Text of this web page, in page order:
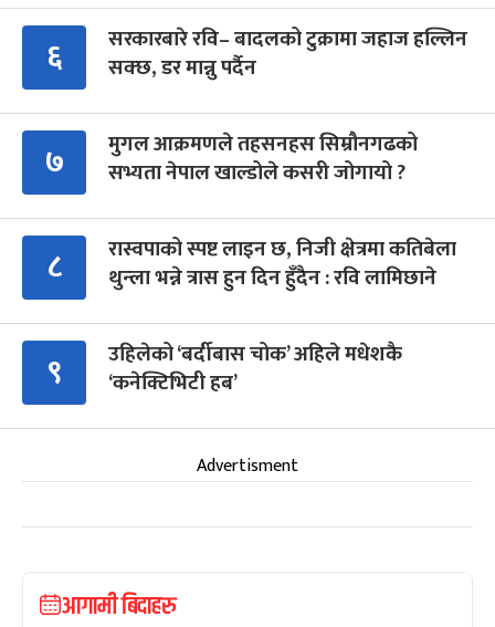
६
सरकारबारे रवि– बादलको टुक्रामा जहाज हल्लिन
सक्छ, डर मान्नु पर्दैन
७
मुगल आक्रमणले तहसनहस सिम्रौनगढको
सभ्यता नेपाल खाल्डोले कसरी जोगायो ?
८
रास्वपाको स्पष्ट लाइन छ, निजी क्षेत्रमा कतिबेला
थुन्ला भन्ने त्रास हुन दिन हुँदैन : रवि लामिछाने
९
उहिलेको ‘बर्दीबास चोक’ अहिले मधेशकै
‘कनेक्टिभिटी हब’
Advertisment
आगामी बिदाहरु